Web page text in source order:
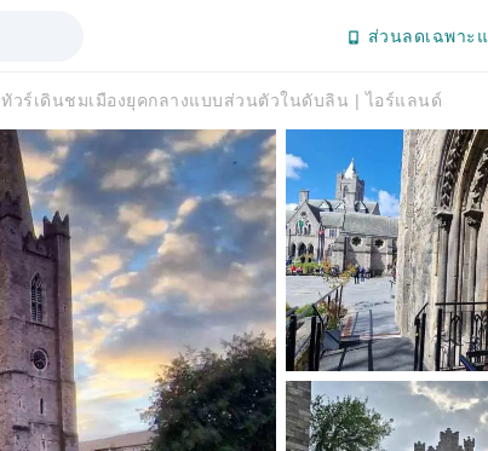
ส่วนลดเฉพาะ
ทัวร์เดินชมเมืองยุคกลางแบบส่วนตัวในดับลิน | ไอร์แลนด์